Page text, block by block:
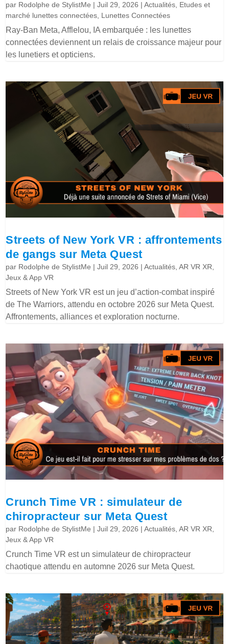
par Rodolphe de StylistMe |Juil 29, 2026 |Actualités Etudes et
marché lunettes connectées Lunettes Connectées
Ray-Ban Meta, Afflelou, IA embarquée : les lunettes
connectées deviennent un relais de croissance majeur pour
les lunetiers et opticiens.
Streets of New York VR : affrontements
de gangs sur Meta Quest
par Rodolphe de StylistMe |Juil 29, 2026 |Actualités ,AR VR XR
Jeux & App VR
Streets of New York VR est un jeu d’action-combat inspiré
de The Warriors, attendu en octobre 2026 sur Meta Quest.
Affrontements, alliances et exploration nocturne.
Crunch Time VR : simulateur de
chiropracteur sur Meta Quest
par Rodolphe de StylistMe |Juil 29, 2026 |Actualités ,AR VR XR
Jeux & App VR
Crunch Time VR est un simulateur de chiropracteur
chaotique attendu en automne 2026 sur Meta Quest.